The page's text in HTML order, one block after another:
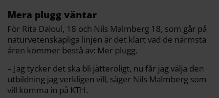
Mera plugg väntar
För Rita Daloul, 18 och Nils Malmberg 18, som går på
naturvetenskapliga linjen är det klart vad de närmsta
åren kommer bestå av: Mer plugg.
– Jag tycker det ska bli jätteroligt, nu får jag välja den
utbildning jag verkligen vill, säger Nils Malmberg som
vill komma in på KTH.